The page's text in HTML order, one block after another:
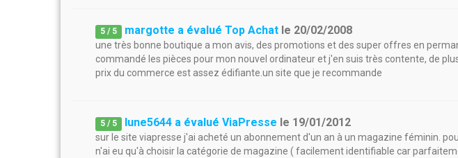
5 / 5 margotte a évalué Top Achat le 20/02/2008
une très bonne boutique a mon avis, des promotions et des super offres en
commandé les pièces pour mon nouvel ordinateur et j'en suis très contente, de
prix du commerce est assez édifiante.un site que je recommande
5 / 5 lune5644 a évalué ViaPresse le 19/01/2012
sur le site viapresse j'ai acheté un abonnement d'un an à un magazine féminin.
n'ai eu qu'à choisir la catégorie de magazine ( facilement identifiable car